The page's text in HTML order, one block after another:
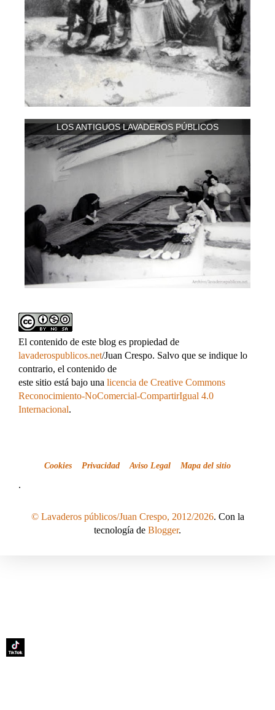
LOS ANTIGUOS LAVADEROS PÚBLICOS
El contenido de este blog es propiedad de
lavaderospublicos.net/Juan Crespo. Salvo que se indique lo
contrario, el contenido de
este sitio está bajo una licencia de Creative Commons
Reconocimiento-NoComercial-CompartirIgual 4.0
Internacional.
Cookies Privacidad Aviso Legal Mapa del sitio
.
© Lavaderos públicos/Juan Crespo, 2012/2026. Con la
tecnología de Blogger.